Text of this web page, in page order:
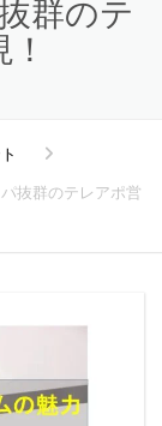
群のテ
抜群のテレアポ営